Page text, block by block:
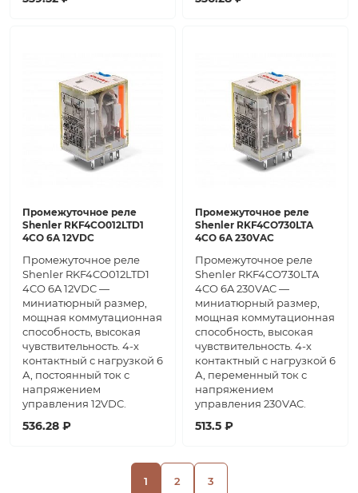
Промежуточное реле
Shenler RKF4CO012LTD1
4CO 6A 12VDC
Промежуточное реле
Shenler RKF4CO012LTD1
4CO 6A 12VDC —
миниатюрный размер,
мощная коммутационная
способность, высокая
чувствительность. 4-х
контактный с нагрузкой 6
А, постоянный ток с
напряжением
управления 12VDC.
536.28 ₽
Промежуточное реле
Shenler RKF4CO730LTA
4CO 6A 230VAC
Промежуточное реле
Shenler RKF4CO730LTA
4CO 6A 230VAC —
миниатюрный размер,
мощная коммутационная
способность, высокая
чувствительность. 4-х
контактный с нагрузкой 6
А, переменный ток с
напряжением
управления 230VAC.
513.5 ₽
1 2 3